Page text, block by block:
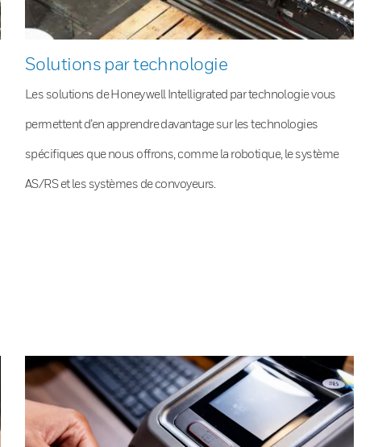
Solutions par technologie
Les solutions de Honeywell Intelligrated par technologie vous
permettent d’en apprendre davantage sur les technologies
spécifiques que nous offrons, comme la robotique, le système
AS/RS et les systèmes de convoyeurs.